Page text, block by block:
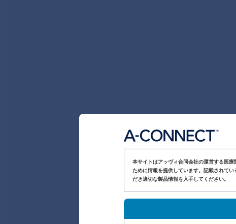
本サイトはアッヴィ合同会社の運営する医
ために情報を提供しています。記載されて
だき適切な製品情報を入手してください。